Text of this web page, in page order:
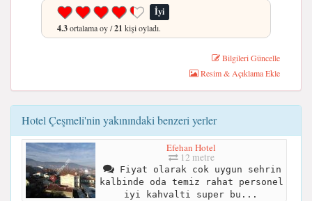
İyi
4.3ortalama oy /21 kişi oyladı.
Bilgileri Güncelle
Resim & Açıklama Ekle
Hotel Çeşmeli'nin yakınındaki benzeri yerler
Efehan Hotel
12 metre
Fiyat olarak cok uygun sehrin
kalbinde oda temiz rahat personel
iyi kahvalti super bu...